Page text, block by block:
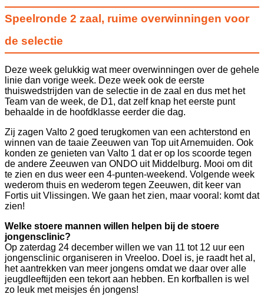
Speelronde 2 zaal, ruime overwinningen voor
de selectie
Deze week gelukkig wat meer overwinningen over de gehele
linie dan vorige week. Deze week ook de eerste
thuiswedstrijden van de selectie in de zaal en dus met het
Team van de week, de D1, dat zelf knap het eerste punt
behaalde in de hoofdklasse eerder die dag.
Zij zagen Valto 2 goed terugkomen van een achterstond en
winnen van de taaie Zeeuwen van Top uit Arnemuiden. Ook
konden ze genieten van Valto 1 dat er op los scoorde tegen
de andere Zeeuwen van ONDO uit Middelburg. Mooi om dit
te zien en dus weer een 4-punten-weekend. Volgende week
wederom thuis en wederom tegen Zeeuwen, dit keer van
Fortis uit Vlissingen. We gaan het zien, maar vooral: komt dat
zien!
Welke stoere mannen willen helpen bij de stoere
jongensclinic?
Op zaterdag 24 december willen we van 11 tot 12 uur een
jongensclinic organiseren in Vreeloo. Doel is, je raadt het al,
het aantrekken van meer jongens omdat we daar over alle
jeugdleeftijden een tekort aan hebben. En korfballen is wel
zo leuk met meisjes én jongens!